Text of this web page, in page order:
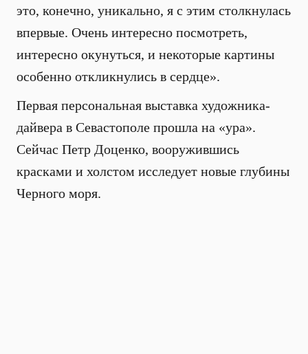
это, конечно, уникально, я с этим столкнулась
впервые. Очень интересно посмотреть,
интересно окунуться, и некоторые картины
особенно откликнулись в сердце».
Первая персональная выставка художника-
дайвера в Севастополе прошла на «ура».
Сейчас Петр Доценко, вооружившись
красками и холстом исследует новые глубины
Черного моря.